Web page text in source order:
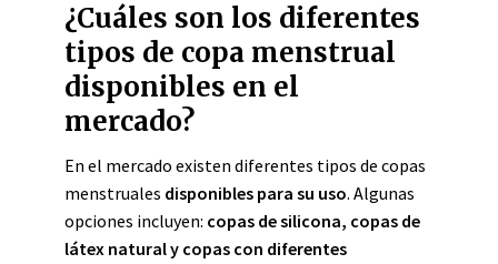
¿Cuáles son los diferentes
tipos de copa menstrual
disponibles en el
mercado?
En el mercado existen diferentes tipos de copas
menstruales disponibles para su uso. Algunas
opciones incluyen: copas de silicona, copas de
látex natural y copas con diferentes